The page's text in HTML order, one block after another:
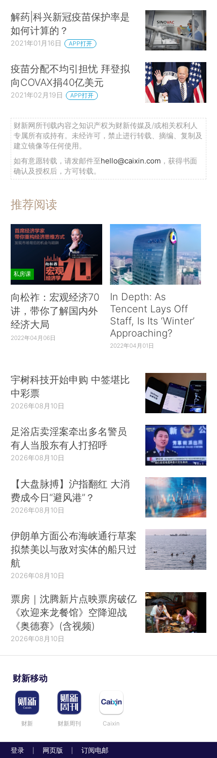
解药|科兴新冠疫苗保护率是
如何计算的？
2021年01月16日 APP打开
疫苗分配不均引担忧 拜登拟
向COVAX捐40亿美元
2021年02月19日 APP打开
财新网所刊载内容之知识产权为财新传媒及/或相关权利人
专属所有或持有。未经许可，禁止进行转载、摘编、复制及
建立镜像等任何使用。
如有意愿转载，请发邮件至hello@caixin.com ，获得书面
确认及授权后，方可转载。
推荐阅读
私房课
向松祚：宏观经济70
讲，带你了解国内外
经济大局
2022年04月06日
In Depth: As
Tencent Lays Off
Staff, Is Its ‘Winter’
Approaching?
2022年04月01日
宇树科技开始申购 中签堪比
中彩票
2026年08月10日
足浴店卖淫案牵出多名警员
有人当股东有人打招呼
2026年08月10日
【大盘脉搏】沪指翻红 大消
费成今日“避风港”？
2026年08月10日
伊朗单方面公布海峡通行草案
拟禁美以与敌对实体的船只过
航
2026年08月10日
票房｜沈腾新片点映票房破亿
《欢迎来龙餐馆》空降迎战
《奥德赛》(含视频)
2026年08月10日
财新移动
财新 财新周刊 Caixin
登录 网页版 订阅电邮